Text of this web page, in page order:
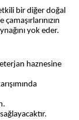
bir diğer doğal
yok eder.
haznesine